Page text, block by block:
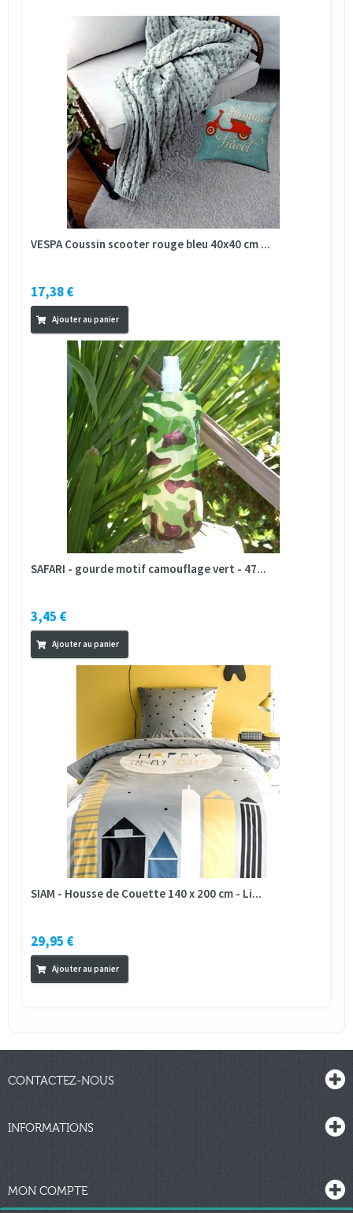
VESPA Coussin scooter rouge bleu 40x40 cm ...
17,38 €
Ajouter au panier
SAFARI - gourde motif camouflage vert - 47...
3,45 €
Ajouter au panier
SIAM - Housse de Couette 140 x 200 cm - Li...
29,95 €
Ajouter au panier
CONTACTEZ-NOUS
INFORMATIONS
MON COMPTE